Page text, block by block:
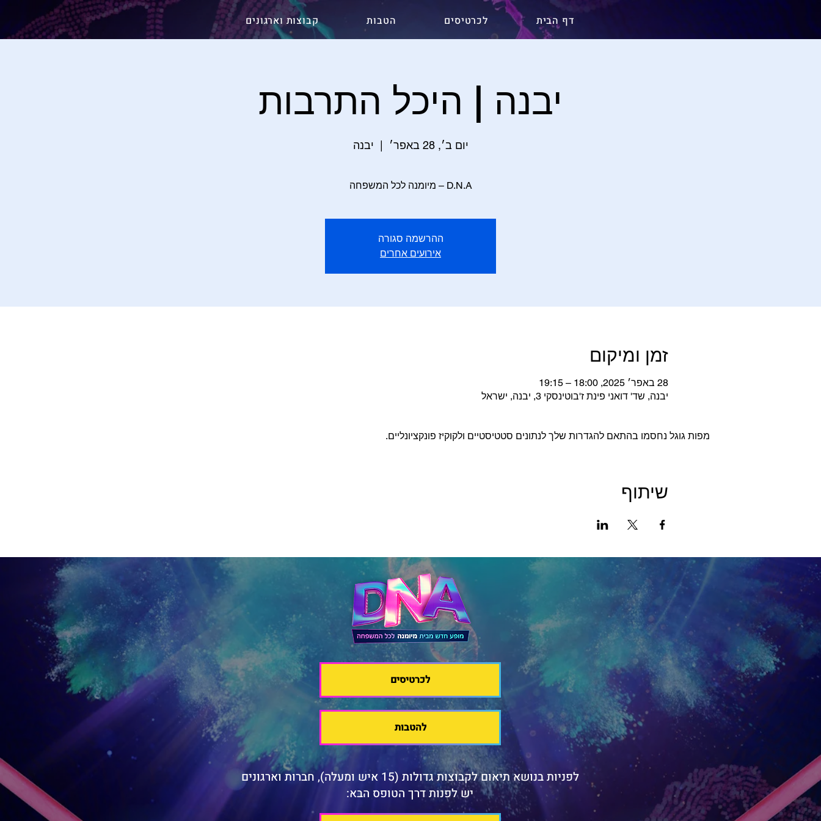
דף הבית לכרטיסים הטבות קבוצות וארגונים
יבנה | היכל התרבות
יום ב׳, 28 באפר׳ יבנה
D.N.A – מיומנה לכל המשפחה
ההרשמה סגורה
אירועים אחרים
זמן ומיקום
28 באפר׳ 2025, 18:00 – 19:15
יבנה, שד' דואני פינת ז'בוטינסקי 3, יבנה, ישראל
מפות גוגל נחסמו בהתאם להגדרות שלך לנתונים סטטיסטיים ולקוקיז פונקציונליים.
שיתוף
לכרטיסים
להטבות
לפניות בנושא תיאום לקבוצות גדולות (15 איש ומעלה), חברות וארגונים
יש לפנות דרך הטופס הבא: